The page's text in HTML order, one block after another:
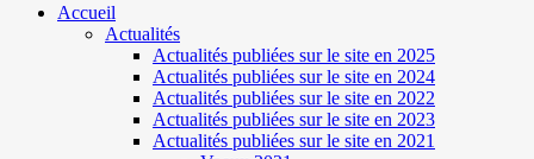
Accueil
Actualités
Actualités publiées sur le site en 2025
Actualités publiées sur le site en 2024
Actualités publiées sur le site en 2022
Actualités publiées sur le site en 2023
Actualités publiées sur le site en 2021